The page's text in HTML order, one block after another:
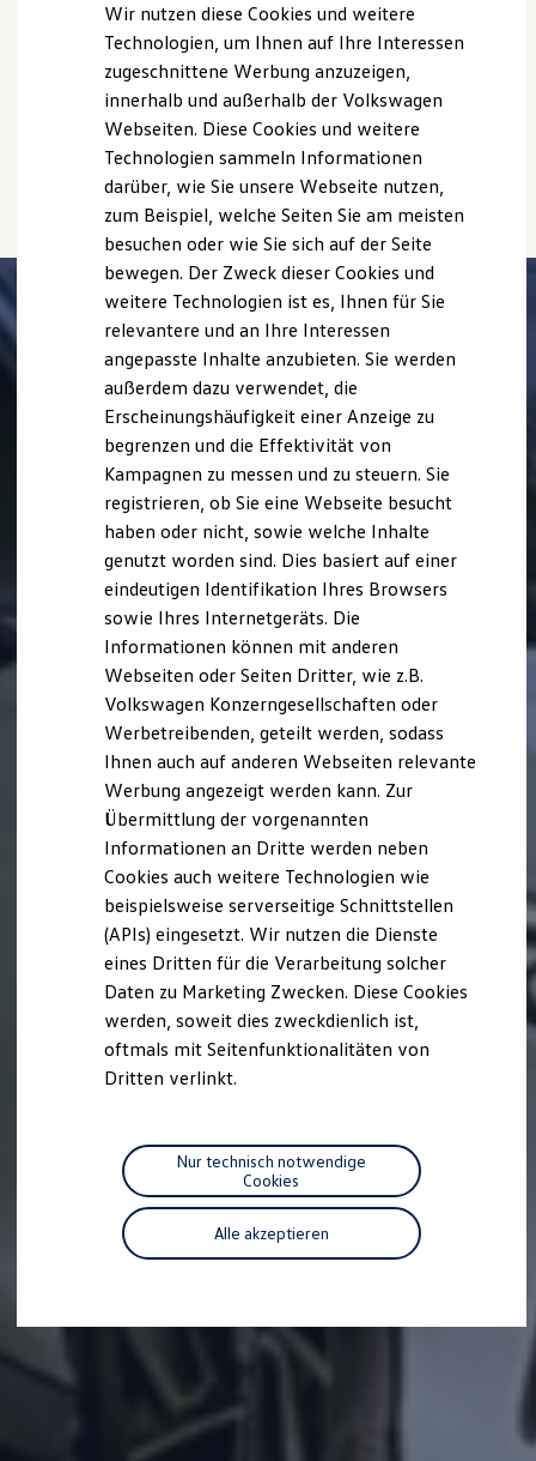
Laden unterwegs
Laden Zuhause
Ladestationen finden
Ladezeitensimulator
Batterie
Sicherheit
Nachhaltigkeit
Technologie
Kosten und Kauf
Verbrauchskosten
Kaufoptionen
E-Auto-Förderung
Software und Konnektivität
Die ID. Software 6
ID. Software Versionen und Updates
Digitale Extras
Schnittstellen zu Ihrem ID.
Marke und Erlebnis
Volkswagen R und R Experience
R-Modelle
R Experience
Driving Experience
Volkswagen entdecken
Werkbesichtigung
Lifestyle Shop
T-Roc Kollektion
Golf Kollektion
Volkswagen Kollektion
R-Kollektion
GTI Kollektion
Fußball Drop
we drive football
#wedriveproud
Besitzer und Service
myVolkswagen
Software Updates
Service und Ersatzteile
Inspektion und HU/AU
Reparaturen und Checks
Motorenöl und Flüssigkeiten
Räder und Reifen
Pannen- und Unfallhilfe
Economy Service
Volkswagen Teile
Zubehör
Modellspezifisches Zubehör
Individualisieren
Wallbox und Ladekabel
Digitale Extras
Dienste für Ihr Modell finden
Volkswagen Apps, Login und Shop
Handy und Fahrzeug verbinden
Vorgängermodelle
Kundeninformationen
Volkswagen Kundenbetreuung
Warn- und Kontrollleuchten
Assistenzsysteme
Digitale Betriebsanleitung
Zusatzausstattungen und Zubehör(Anbauteile, Reifenformat
usw.) können relevante Fahrzeugparameter, wie z. B.Gewicht,
Rollwiderstand und Aerodynamik verändern und neben
Witterungs- und Verkehrsbedingungen sowie dem
individuellen Fahrverhalten den Kraftstoffverbrauch, den
Stromverbrauch, die CO₂-Emissionen und die
Fahrleistungswerte eines Fahrzeugs beeinflussen.
Wir nutzen diese Cookies und weitere
Technologien, um Ihnen auf Ihre Interessen
zugeschnittene Werbung anzuzeigen,
innerhalb und außerhalb der Volkswagen
Webseiten. Diese Cookies und weitere
Technologien sammeln Informationen
darüber, wie Sie unsere Webseite nutzen,
zum Beispiel, welche Seiten Sie am meisten
besuchen oder wie Sie sich auf der Seite
bewegen. Der Zweck dieser Cookies und
weitere Technologien ist es, Ihnen für Sie
relevantere und an Ihre Interessen
angepasste Inhalte anzubieten. Sie werden
außerdem dazu verwendet, die
Erscheinungshäufigkeit einer Anzeige zu
begrenzen und die Effektivität von
Kampagnen zu messen und zu steuern. Sie
registrieren, ob Sie eine Webseite besucht
haben oder nicht, sowie welche Inhalte
genutzt worden sind. Dies basiert auf einer
eindeutigen Identifikation Ihres Browsers
sowie Ihres Internetgeräts. Die
Informationen können mit anderen
Webseiten oder Seiten Dritter, wie z.B.
Volkswagen Konzerngesellschaften oder
Werbetreibenden, geteilt werden, sodass
Ihnen auch auf anderen Webseiten relevante
Werbung angezeigt werden kann. Zur
Übermittlung der vorgenannten
Informationen an Dritte werden neben
Cookies auch weitere Technologien wie
beispielsweise serverseitige Schnittstellen
(APIs) eingesetzt. Wir nutzen die Dienste
eines Dritten für die Verarbeitung solcher
Daten zu Marketing Zwecken. Diese Cookies
werden, soweit dies zweckdienlich ist,
oftmals mit Seitenfunktionalitäten von
Dritten verlinkt.
Alle akzeptieren
Nur technisch notwendige
Cookies